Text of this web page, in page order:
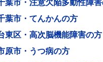
市・注意欠陥多動性障
市・てんかんの方
区・高次脳機能障害の方
市・うつ病の方